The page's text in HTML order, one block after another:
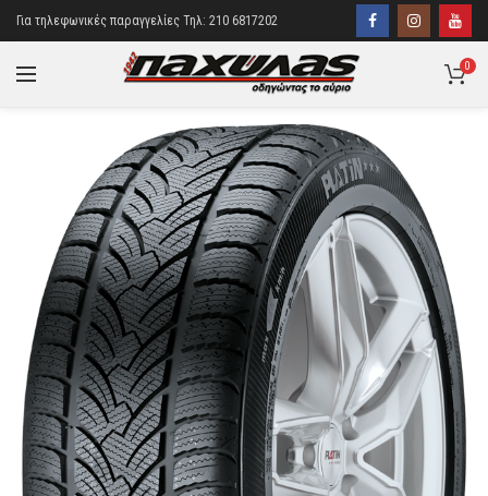
Για τηλεφωνικές παραγγελίες Τηλ: 210 6817202
0